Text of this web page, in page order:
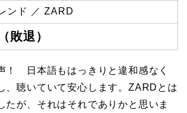
ンド ／ ZARD
敗退）
！ 日本語もはっきりと違和感なく
、聴いていて安心します。ZARDとは
たが、それはそれでありかと思いま